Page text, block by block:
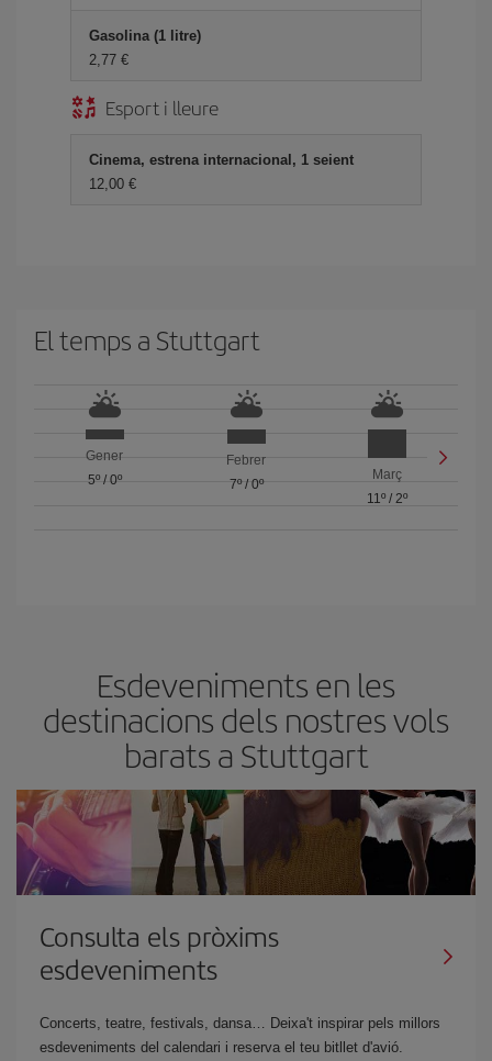
Gasolina (1 litre)
2,77
Esport i lleure
Cinema, estrena internacional, 1 seient
12,00
El temps a Stuttgart
Gener
5º/ 0º
Febrer
7º/ 0º
Març
11º /2º
Esdeveniments en les
destinacions dels nostres vols
barats a Stuttgart
Consulta els pròxims
esdeveniments
Concerts, teatre, festivals, dansa… Deixa't inspirar pels millors
esdeveniments del calendari i reserva el teu bitllet d'avió.